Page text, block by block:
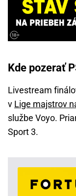
Kde pozerať
Livestream
v Lige majstrov
službe Voyo.
Sport 3.